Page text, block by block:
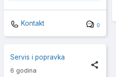
Kontakt 0
Servis i popravka
6 godina